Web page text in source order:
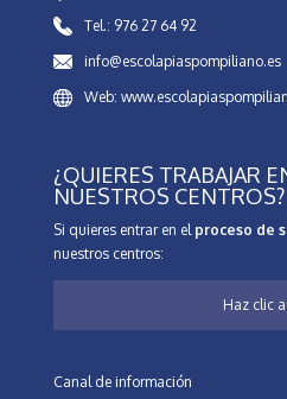
Tel.: 976 27 64 92
info@escolapiaspompiliano.es
Web:
¿QUIERES TRABAJAR
NUESTROS CENTROS?
Si quieres entrar en el proceso de
nuestros centros:
Haz clic
Canal de información